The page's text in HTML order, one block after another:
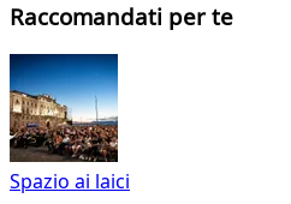
Raccomandati per te
Spazio ai laici